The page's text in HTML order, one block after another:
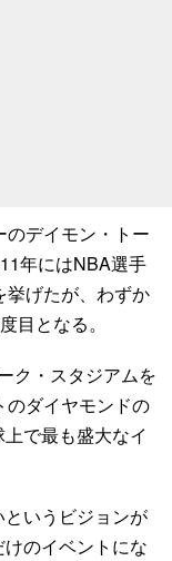
デイモン・トー
年にはNBA選手
挙げたが、わずか
目となる。
ク・スタジアムを
のダイヤモンドの
で最も盛大なイ
いうビジョンが
のイベントにな